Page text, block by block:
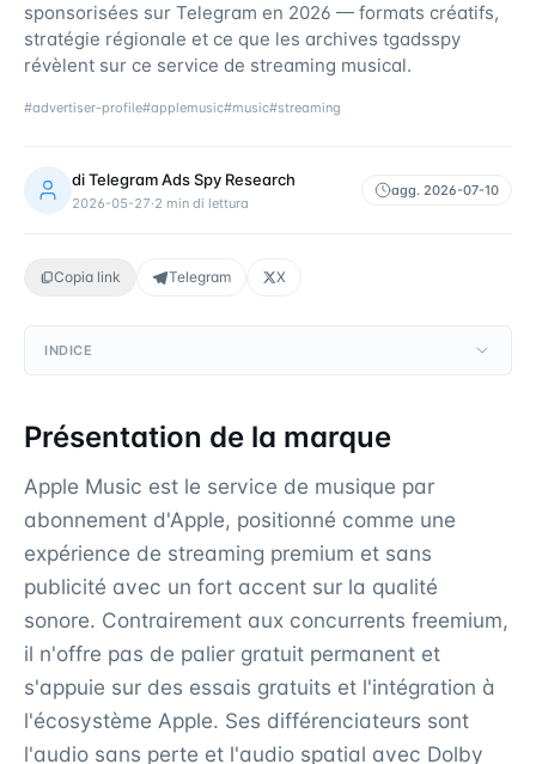
sponsorisées sur Telegram en 2026 — formats créatifs,
stratégie régionale et ce que les archives tgadsspy
révèlent sur ce service de streaming musical.
#advertiser-profile#applemusic#music#streaming
diTelegram Ads Spy Research
2026-05-27·2 min di lettura
agg. 2026-07-10
Copia link Telegram X
INDICE
Présentation de la marque
Apple Music est le service de musique par
abonnement d'Apple, positionné comme une
expérience de streaming premium et sans
publicité avec un fort accent sur la qualité
sonore. Contrairement aux concurrents freemium,
il n'offre pas de palier gratuit permanent et
s'appuie sur des essais gratuits et l'intégration à
l'écosystème Apple. Ses différenciateurs sont
l'audio sans perte et l'audio spatial avec Dolby